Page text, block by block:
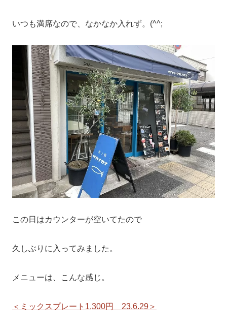
いつも満席なので、なかなか入れず。(^^;
この日はカウンターが空いてたので
久しぶりに入ってみました。
メニューは、こんな感じ。
＜ミックスプレート1,300円 23.6.29＞